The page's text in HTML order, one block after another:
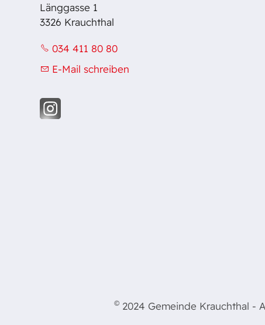
Länggasse 1
3326 Krauchthal
034 411 80 80
E-Mail schreiben
© 2024 Gemeinde Krauchthal -